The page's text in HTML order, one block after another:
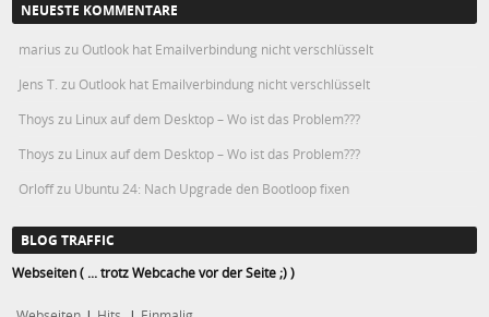
NEUESTE KOMMENTARE
marius zu Outlook hat Emailverbindung nicht verschlüsselt
Jens T. zu Outlook hat Emailverbindung nicht verschlüsselt
Thoys zu Linux auf dem Desktop – Wo ist das Problem???
Thoys zu Linux auf dem Desktop – Wo ist das Problem???
Orloffzu Ubuntu 24: Nach Upgrade den Bootloop fixen
BLOG TRAFFIC
Webseiten ( ... trotz Webcache vor der Seite ;) )